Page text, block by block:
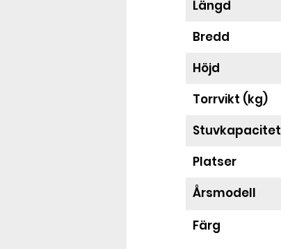
Längd
Bredd
Höjd
Torrvikt (kg)
Stuvkapacitet
Platser
Årsmodell
Färg